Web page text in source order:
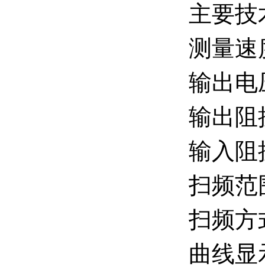
主要技
测量速
输出电
输出
输入
扫频范
扫频方
曲线显